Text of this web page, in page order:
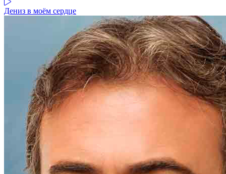
Дениз в моём сердце